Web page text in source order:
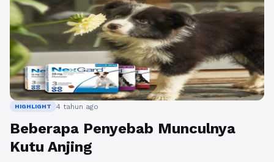
HIGHLIGHT 4 tahun ago
Beberapa Penyebab Munculnya
Kutu Anjing